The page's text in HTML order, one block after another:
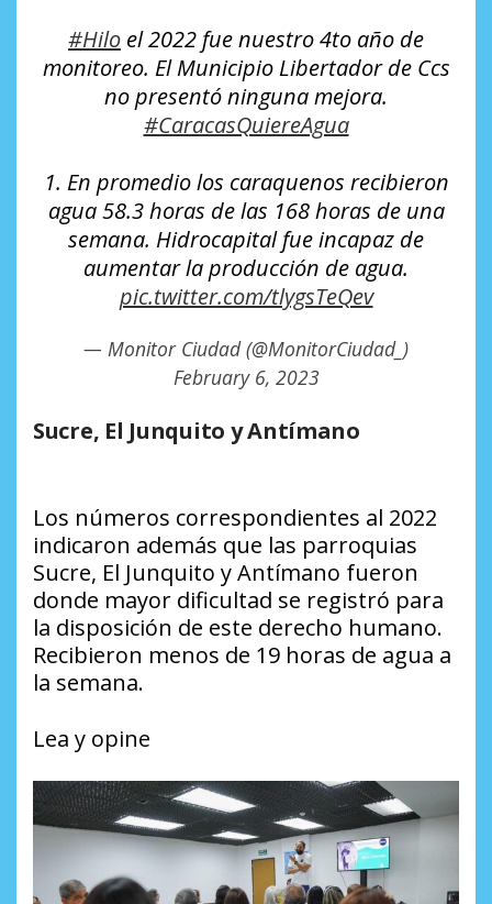
#Hilo el 2022 fue nuestro 4to año de
monitoreo. El Municipio Libertador de Ccs
no presentó ninguna mejora.
#CaracasQuiereAgua
1. En promedio los caraquenos recibieron
agua 58.3 horas de las 168 horas de una
semana. Hidrocapital fue incapaz de
aumentar la producción de agua.
pic.twitter.com/tlygsTeQev
— Monitor Ciudad (@MonitorCiudad_)
February 6, 2023
Sucre, El Junquito y Antímano
Los números correspondientes al 2022
indicaron además que las parroquias
Sucre, El Junquito y Antímano fueron
donde mayor dificultad se registró para
la disposición de este derecho humano.
Recibieron menos de 19 horas de agua a
la semana.
Lea y opine